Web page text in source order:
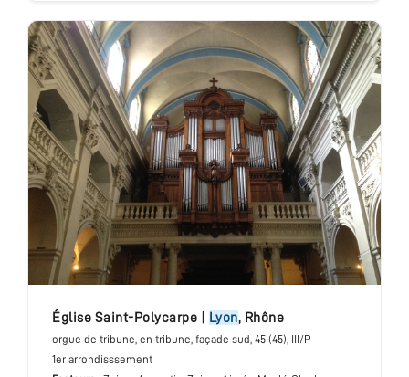
église Saint-Polycarpe Lyon, Rhône
orgue de tribune, en tribune, façade sud , 45 (45), III/P
1er arrondisssement